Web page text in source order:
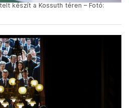
készít a Kossuth téren – Fotó: